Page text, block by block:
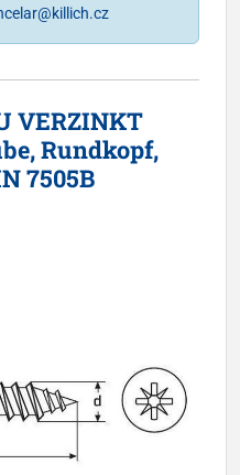
VERZINKT
Rundkopf,
7505B